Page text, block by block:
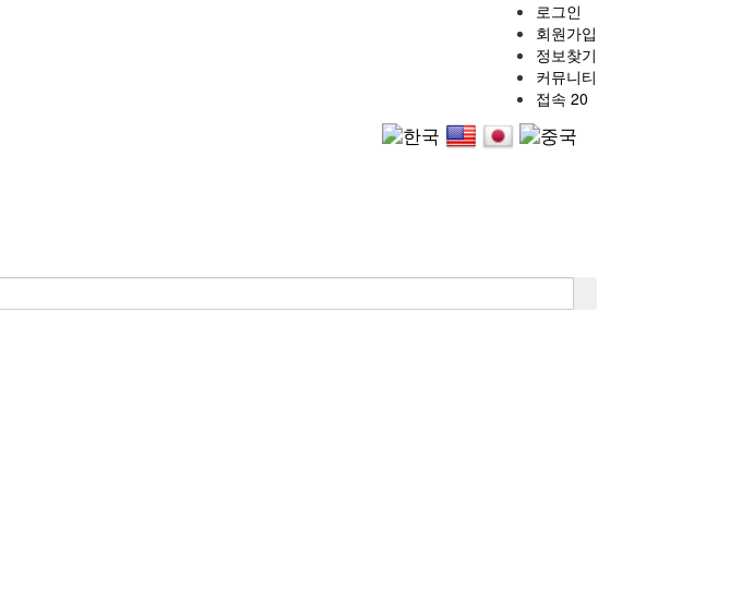
로그인
회원가입
정보찾기
커뮤니티
접속 20